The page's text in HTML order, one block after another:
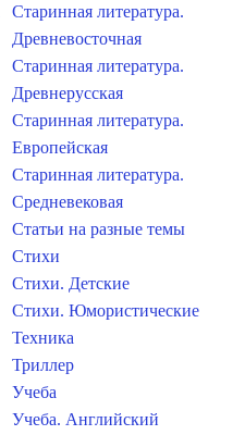
Старинная литература.
Древневосточная
Старинная литература.
Древнерусская
Старинная литература.
Европейская
Старинная литература.
Средневековая
Статьи на разные темы
Стихи
Стихи. Детские
Стихи. Юмористические
Техника
Триллер
Учеба
Учеба. Английский